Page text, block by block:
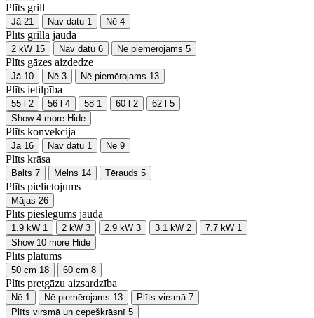
Plīts grill
Jā 21 Nav datu 1 Nē 4
Plīts grilla jauda
2 kW 15 Nav datu 6 Nē piemērojams 5
Plīts gāzes aizdedze
Jā 10 Nē 3 Nē piemērojams 13
Plīts ietilpība
55 l 2 56 l 4 58 1 60 l 2 62 l
5
Show 4 more Hide
Plīts konvekcija
Jā 16 Nav datu 1 Nē 9
Plīts krāsa
Balts 7 Melns 14 Tērauds 5
Plīts pielietojums
Mājas 26
Plīts pieslēgums jauda
1.9 kW 1 2 kW 3 2.9 kW 3 3.1 kW 2 7.7 kW 1
Show 10 more Hide
Plīts platums
50 cm 18 60 cm 8
Plīts pretgāzu aizsardzība
Nē 1 Nē piemērojams 13 Plīts virsmā 7
Plīts virsmā un cepeškrāsnī 5